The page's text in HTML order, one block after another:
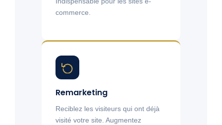
commerce.
Remarketing
Reciblez les visiteurs qui ont déjà
visité votre site. Augmentez